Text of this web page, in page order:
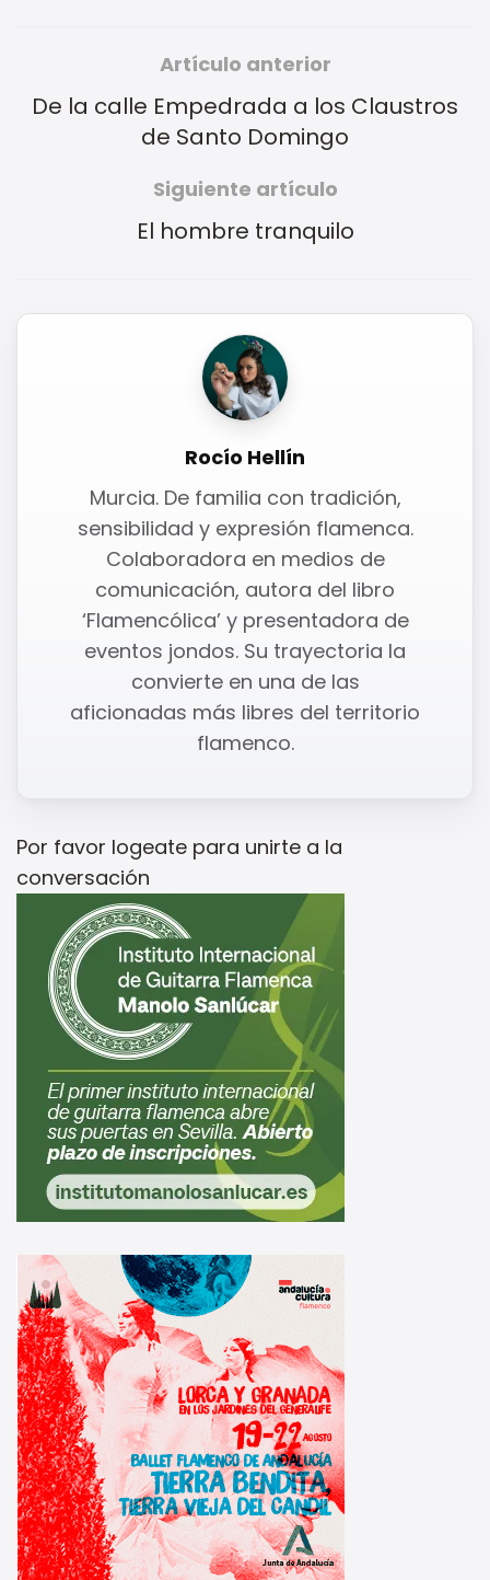
Artículo anterior
De la calle Empedrada a los Claustros
de Santo Domingo
Siguiente artículo
El hombre tranquilo
Rocío Hellín
Murcia. De familia con tradición,
sensibilidad y expresión flamenca.
Colaboradora en medios de
comunicación, autora del libro
‘Flamencólica’ y presentadora de
eventos jondos. Su trayectoria la
convierte en una de las
aficionadas más libres del territorio
flamenco.
Por favor logeate para unirte a la
conversación